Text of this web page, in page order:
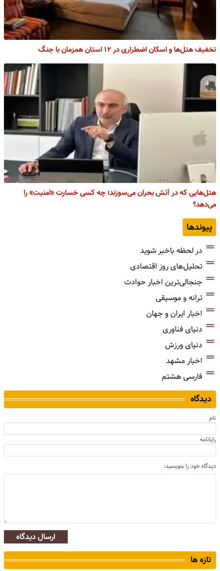
تخفیف هتل‌ها و اسکان اضطراری در ۱۲ استان همزمان با جنگ
هتل‌هایی که در آتش بحران می‌سوزند؛ چه کسی خسارت «امنیت» را
می‌دهد؟
پیوندها
در لحظه باخبر شوید
تحلیل‌های روز اقتصادی
جنجالی‌ترین اخبار حوادث
ترانه و موسیقی
اخبار ایران و جهان
دنیای فناوری
دنیای ورزش
اخبار مشهد
فارسی هشتم
دیدگاه
نام
رایانامه
دیدگاه خود را بنویسید:
ارسال دیدگاه
تازه ها